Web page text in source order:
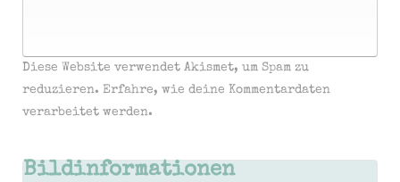
Diese Website verwendet Akismet, um Spam zu
reduzieren. Erfahre, wie deine Kommentardaten
verarbeitet werden.
Bildinformationen